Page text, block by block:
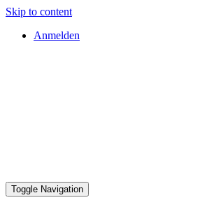
Skip to content
Anmelden
Toggle Navigation